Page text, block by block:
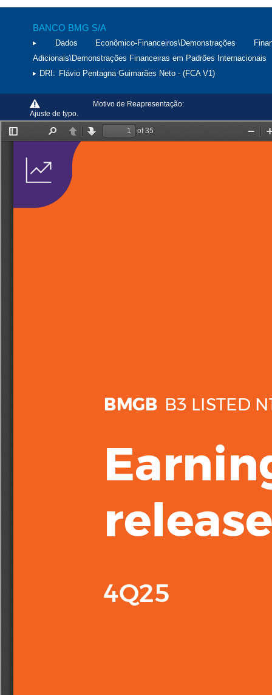
BANCO BMG S/A
Dados Econômico-Financeiros\Demonstrações
Adicionais\Demonstrações Financeiras em Padrões Internacionais
DRI: Flávio Pentagna Guimarães Neto - (FCA V1)
Motivo de Reapresentação:
Ajuste de typo.